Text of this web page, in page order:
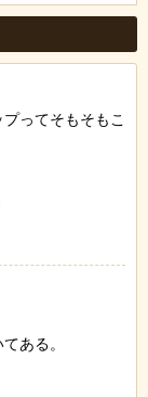
ってそもそもこ
ある。